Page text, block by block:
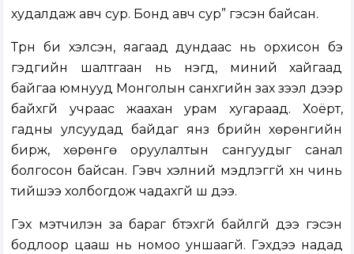
худалдаж авч сур. Бонд авч сур” гэсэн байсан.
Түрүүн би хэлсэн, яагаад дундаас нь орхисон бэ
гэдгийн шалтгаан нь нэгд, миний хайгаад
байгаа юмнууд Монголын санхүүгийн зах зээл дээр
байхгүй учраас жаахан урам хугараад. Хоёрт,
гадны улсуудад байдаг янз бүрийн хөрөнгийн
бирж, хөрөнгө оруулалтын сангуудыг санал
болгосон байсан. Гэвч хэлний мэдлэггүй хүн чинь
тийшээ холбогдож чадахгүй шүү дээ.
Гэх мэтчилэн за бараг бүтэхгүй байлгүй дээ гэсэн
бодлоор цааш нь номоо уншаагүй. Гэхдээ надад